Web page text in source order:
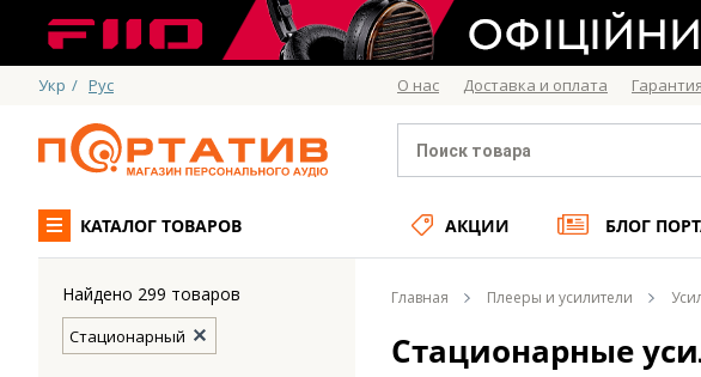
Укр / Рус О нас Доставка и оплата
КАТАЛОГ ТОВАРОВ АКЦИИ БЛОГ
Найдено 299 товаров
Стационарный
Главная Плееры и усилители
Стационарные